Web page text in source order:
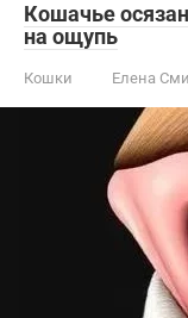
Кошачье
на ощупь
Кошки Елена